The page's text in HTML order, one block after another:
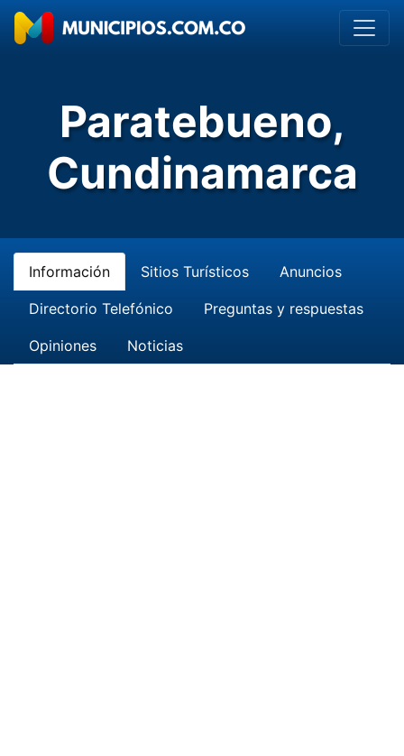
Paratebueno,
Cundinamarca
Información Sitios Turísticos Anuncios
Directorio Telefónico Preguntas y respuestas
Opiniones Noticias